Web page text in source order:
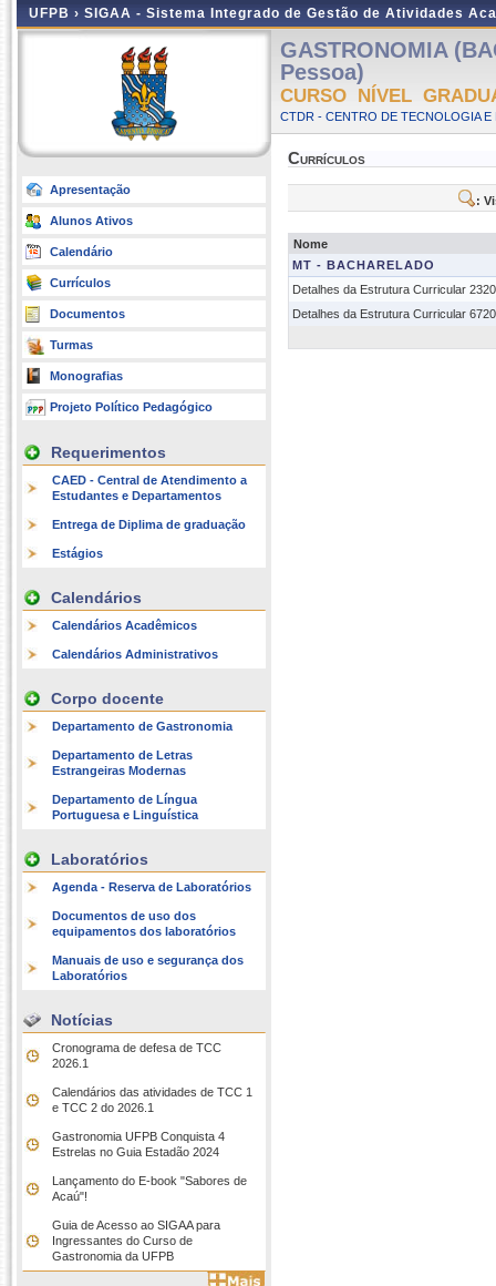
UFPB › SIGAA - Sistema Integrado de Gestão de Atividades
Apresentação
Alunos Ativos
Calendário
Currículos
Documentos
Turmas
Monografias
Projeto Político Pedagógico
Requerimentos
CAED - Central de Atendimento a
Estudantes e Departamentos
Entrega de Diplima de graduação
Estágios
Calendários
Calendários Acadêmicos
Calendários Administrativos
Corpo docente
Departamento de Gastronomia
Departamento de Letras
Estrangeiras Modernas
Departamento de Língua
Portuguesa e Linguística
Laboratórios
Agenda - Reserva de Laboratórios
Documentos de uso dos
equipamentos dos laboratórios
Manuais de uso e segurança dos
Laboratórios
Notícias
Cronograma de defesa de TCC
2026.1
Calendários das atividades de TCC 1
e TCC 2 do 2026.1
Gastronomia UFPB Conquista 4
Estrelas no Guia Estadão 2024
Lançamento do E-book "Sabores de
Acaú"!
Guia de Acesso ao SIGAA para
Ingressantes do Curso de
Gastronomia da UFPB
GASTRONOMIA
Pessoa)
CURSO NÍVEL
CTDR - CENTRO DE TECNOLOGIA
Currículos
:
Nome
MT - BACHARELADO
Detalhes da Estrutura Curricular
Detalhes da Estrutura Curricular